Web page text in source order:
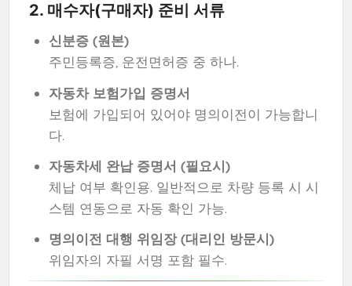
2. 매수자(구매자) 준비 서류
신분증 (원본)
주민등록증, 운전면허증 중 하나.
자동차 보험가입 증명서
보험에 가입되어 있어야 명의이전이 가능합니
다.
자동차세 완납 증명서 (필요시)
체납 여부 확인용. 일반적으로 차량 등록 시 시
스템 연동으로 자동 확인 가능.
명의이전 대행 위임장 (대리인 방문시)
위임자의 자필 서명 포함 필수.